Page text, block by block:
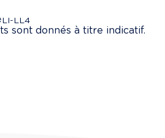
LL4
sont donnés à titre indicatif.